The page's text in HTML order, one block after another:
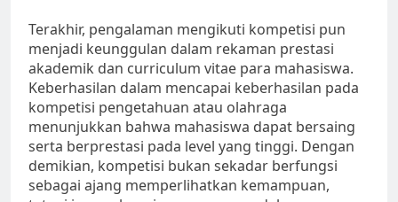
Terakhir, pengalaman mengikuti kompetisi pun
menjadi keunggulan dalam rekaman prestasi
akademik dan curriculum vitae para mahasiswa.
Keberhasilan dalam mencapai keberhasilan pada
kompetisi pengetahuan atau olahraga
menunjukkan bahwa mahasiswa dapat bersaing
serta berprestasi pada level yang tinggi. Dengan
demikian, kompetisi bukan sekadar berfungsi
sebagai ajang memperlihatkan kemampuan,